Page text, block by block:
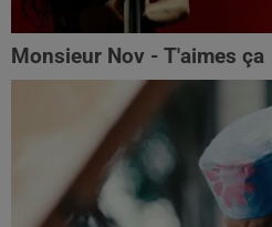
Monsieur Nov - T'aimes ça